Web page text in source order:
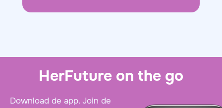
HerFuture on the go
Download de app. Join de